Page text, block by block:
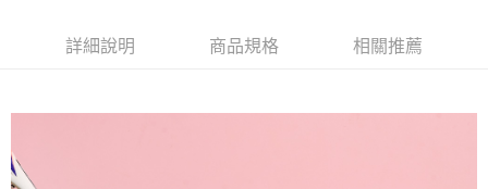
AFTEE先享後付是「在收到商品之後才付款」的支付方式。 讓您購物簡單
１．於結帳方式選擇「AFTEE先享後付」後，將跳轉至「AFTEE先享後付」
ATM付款
每筆NT$80，滿NT$888(含以上)免運費
詳細說明 商品規格 相關推薦